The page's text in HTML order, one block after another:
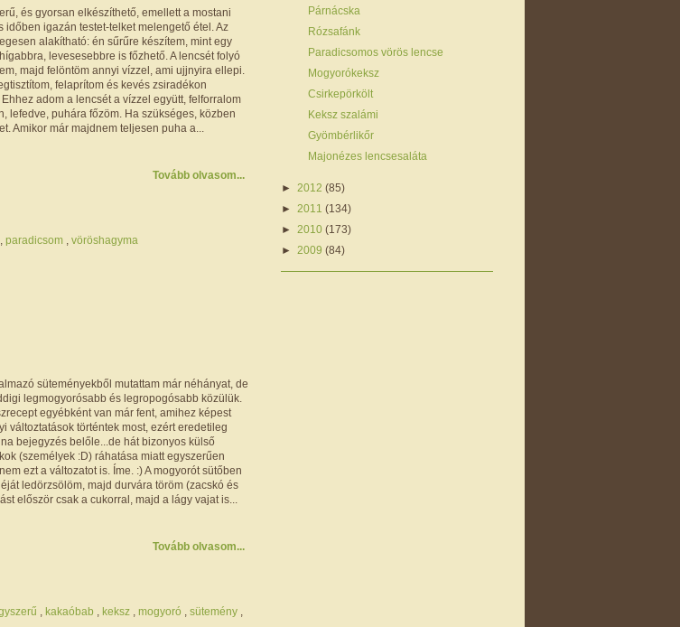
és gyorsan elkészíthető, emellett a mostani
időben igazán testet-telket melengető étel. Az
alakítható: én sűrűre készítem, mint egy
levesesebbre is főzhető. A lencsét folyó
majd felöntöm annyi vízzel, ami ujjnyira ellepi.
felaprítom és kevés zsiradékon
adom a lencsét a vízzel együtt, felforralom
lefedve, puhára főzöm. Ha szükséges, közben
Amikor már majdnem teljesen puha a...
Tovább olvasom...
, paradicsom , vöröshagyma
süteményekből mutattam már néhányat, de
legmogyorósabb és legropogósabb közülük.
egyébként van már fent, amihez képest
változtatások történtek most, ezért eredetileg
bejegyzés belőle...de hát bizonyos külső
(személyek :D) ráhatása miatt egyszerűen
ezt a változatot is. Íme. :) A mogyorót sütőben
ledörzsölöm, majd durvára töröm (zacskó és
először csak a cukorral, majd a lágy vajat is...
Tovább olvasom...
, kakaóbab , keksz , mogyoró , sütemény ,
Párnácska
Rózsafánk
Paradicsomos vörös lencse
Mogyorókeksz
Csirkepörkölt
Keksz szalámi
Gyömbérlikőr
Majonézes lencsesaláta
► 2012 (85)
► 2011 (134)
► 2010 (173)
► 2009 (84)